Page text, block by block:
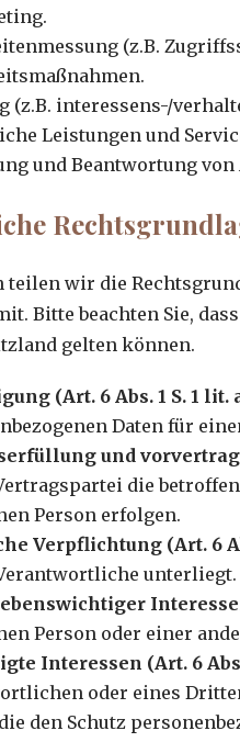
(z.B.
(z.B. interessens-/
Leistungen und
und Beantwortung von
teilen wir die
Bitte beachten Sie,
gelten können.
(Art. 6 Abs. 1 S. 1 lit.
Daten für
und
die
Person erfolgen.
Verpflichtung (Art. 6
unterliegt.
Person oder einer
Interessen (Art. 6 Abs.
oder eines
den Schutz